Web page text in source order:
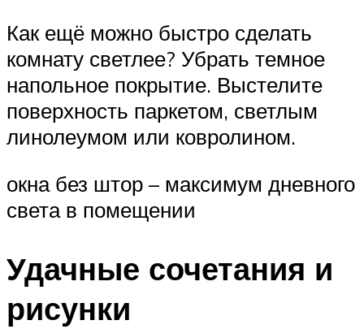
Как ещё можно быстро сделать
комнату светлее? Убрать темное
напольное покрытие. Выстелите
поверхность паркетом, светлым
линолеумом или ковролином.
окна без штор – максимум дневного
света в помещении
Удачные сочетания и
рисунки